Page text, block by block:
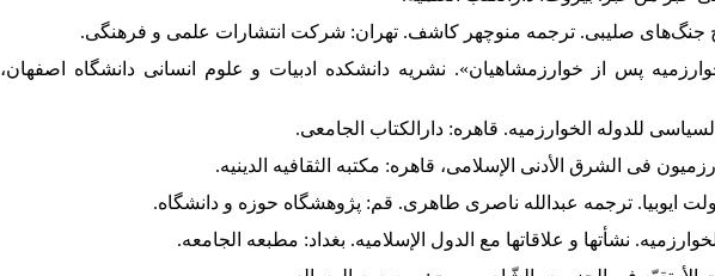
عباس (۱۳۸۷ش). «خوارزمیه پس از خوارزمشاهیان». نشریه دانشکده ادبیات و علوم انسانی دانشگاه اصفهان،